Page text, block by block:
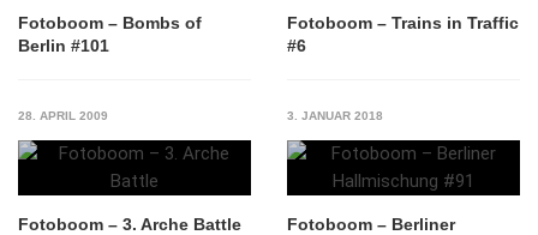
Fotoboom – Bombs of
Berlin #101
Fotoboom – Trains in Traffic
#6
28. APRIL 2009
Fotoboom – 3. Arche Battle
3. JANUAR 2018
Fotoboom – Berliner